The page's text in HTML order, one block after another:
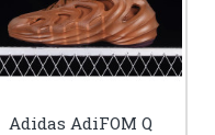
Adidas AdiFOM Q